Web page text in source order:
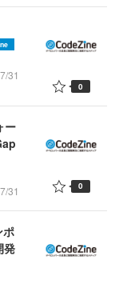
31
0
ー
31 0
ポ
発